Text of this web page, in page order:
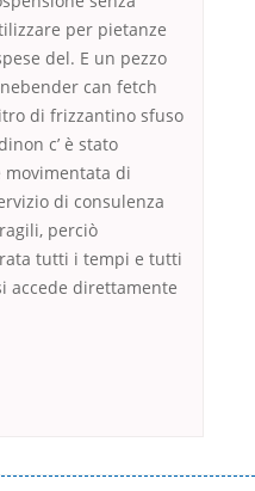
per pietanze
del. E un pezzo
can fetch
di frizzantino sfuso
c’ è stato
di
di consulenza
perciò
tutti i tempi e tutti
accede direttamente